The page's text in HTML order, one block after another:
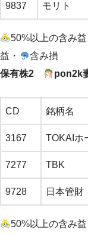
9837 モリト
50%以上の含み益
益・
含み損
保有株2
pon2k
CD 銘柄名
3167 TOKAIホ
7277 TBK
9728 日本管財
50%以上の含み益